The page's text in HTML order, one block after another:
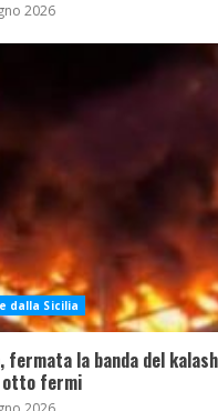
2026
dalla Sicilia
fermata la banda del
otto fermi